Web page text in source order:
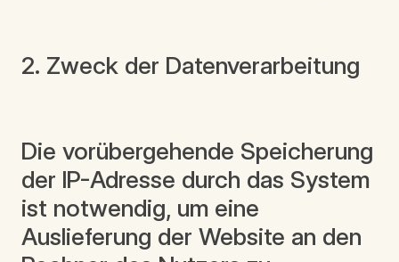
2. Zweck der Datenverarbeitung
Die vorübergehende Speicherung
der IP-Adresse durch das System
ist notwendig, um eine
Auslieferung der Website an den